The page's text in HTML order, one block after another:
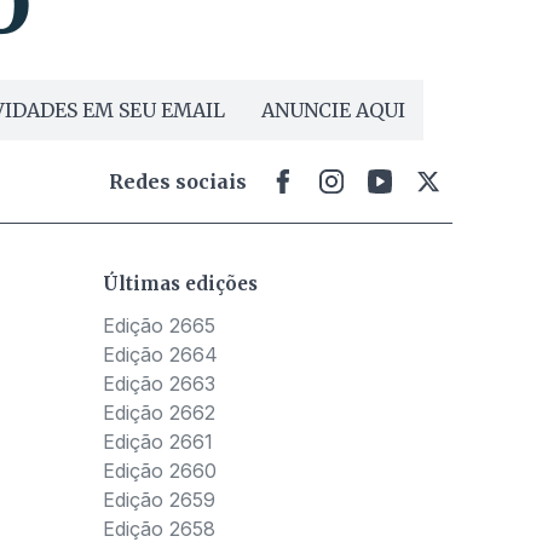
EM SEU EMAIL ANUNCIE AQUI
Redes sociais
Últimas edições
Edição 2665
Edição 2664
Edição 2663
Edição 2662
Edição 2661
Edição 2660
Edição 2659
Edição 2658